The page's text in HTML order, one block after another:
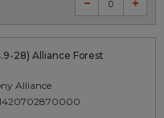
28) Alliance Forest
Alliance